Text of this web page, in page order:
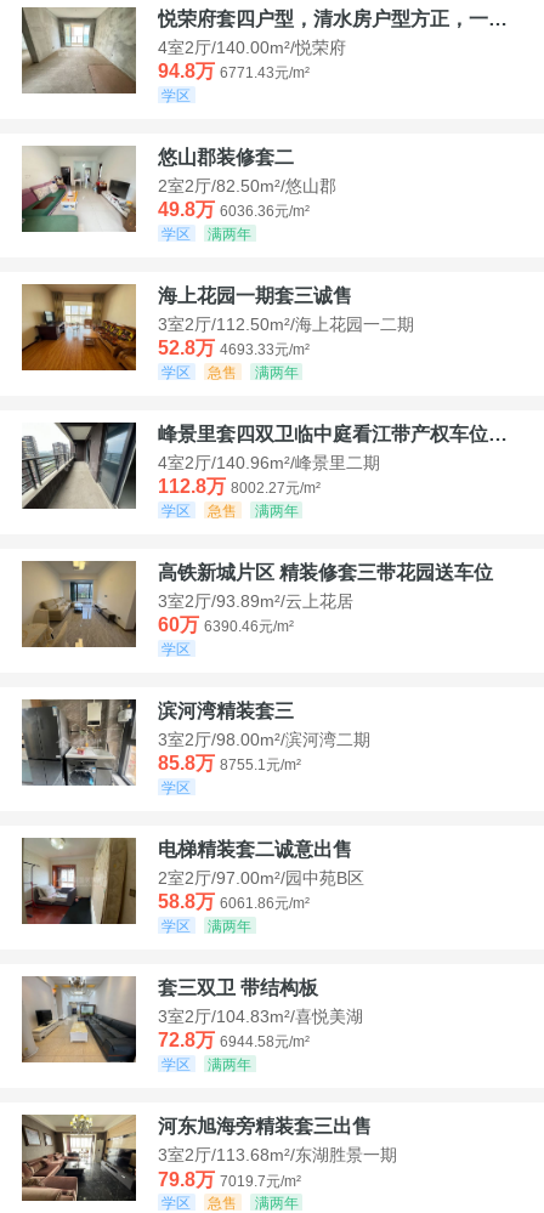
悦荣府套四户型，清水房户型方正，一口价94，8
4室2厅/140.00m²/悦荣府
94.8万 6771.43元/m²
学区
悠山郡装修套二
2室2厅/82.50m²/悠山郡
49.8万 6036.36元/m²
学区
满两年
海上花园一期套三诚售
3室2厅/112.50m²/海上花园一二期
52.8万 4693.33元/m²
学区
急售 满两年
峰景里套四双卫临中庭看江带产权车位诚售
4室2厅/140.96m²/峰景里二期
112.8万 8002.27元/m²
学区
急售 满两年
高铁新城片区 精装修套三带花园送车位
3室2厅/93.89m²/云上花居
60万 6390.46元/m²
学区
滨河湾精装套三
3室2厅/98.00m²/滨河湾二期
85.8万 8755.1元/m²
学区
电梯精装套二诚意出售
2室2厅/97.00m²/园中苑B区
58.8万 6061.86元/m²
学区
满两年
套三双卫 带结构板
3室2厅/104.83m²/喜悦美湖
72.8万 6944.58元/m²
学区
满两年
河东旭海旁精装套三出售
3室2厅/113.68m²/东湖胜景一期
79.8万 7019.7元/m²
学区
急售 满两年